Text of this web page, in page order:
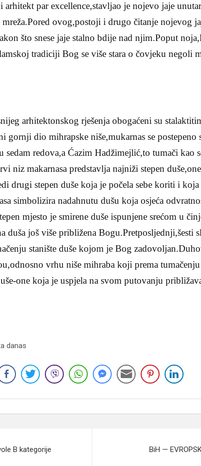
arhitekt par excellence,stavljao je nojevo jaje
ovog,postoji i drugo čitanje nojevog
što snese jaje stalno bdije nad njim.Poput
tradiciji Bog se više stara o čovjeku negoli
arhitektonskog rješenja obogaćeni su
gornji dio mihrapske niše,mukarnas se postepeno
sedam redova,a Ćazim Hadžimejlić,to tumači kao
niz makarnasa predstavlja najniži stepen
drugi stepen duše koja je počela sebe koriti i
simbolizira nadahnutu dušu koja osjeća
mjesto je smirene duše ispunjene srećom u
duša još više približena Bogu.Pretposljednji,šesti
stanište duše kojom je Bog
vrhu niše mihraba koji prema
one koja je uspjela na svom putovanju
danas
B kategorije
BiH —